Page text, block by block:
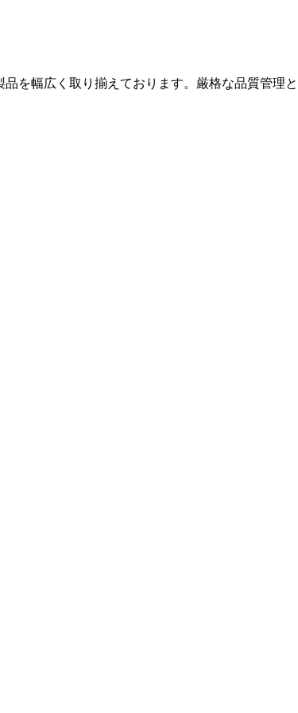
を幅広く取り揃えております。厳格な品質管理